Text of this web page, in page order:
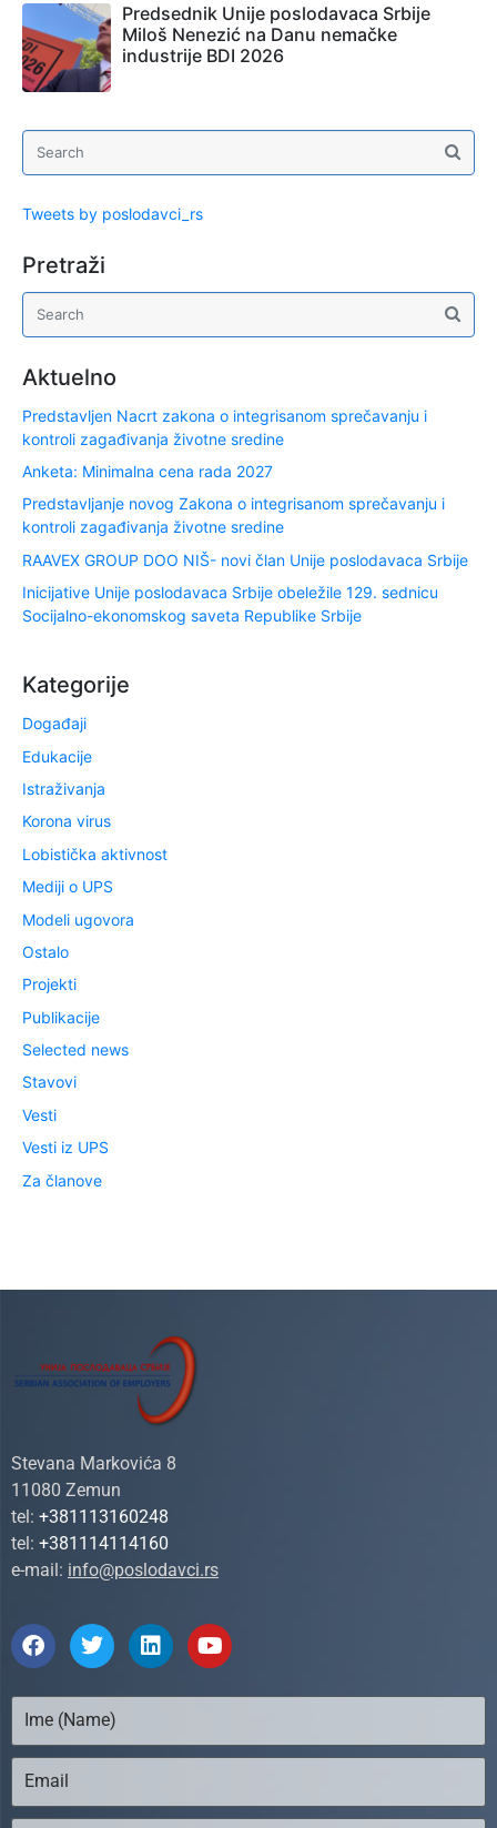
Predsednik Unije poslodavaca Srbije
Miloš Nenezić na Danu nemačke
industrije BDI 2026
Tweets by poslodavci_rs
Pretraži
Aktuelno
Predstavljen Nacrt zakona o integrisanom sprečavanju i
kontroli zagađivanja životne sredine
Anketa: Minimalna cena rada 2027
Predstavljanje novog Zakona o integrisanom sprečavanju i
kontroli zagađivanja životne sredine
RAAVEX GROUP DOO NIŠ- novi član Unije poslodavaca Srbije
Inicijative Unije poslodavaca Srbije obeležile 129. sednicu
Socijalno-ekonomskog saveta Republike Srbije
Kategorije
Događaji
Edukacije
Istraživanja
Korona virus
Lobistička aktivnost
Mediji o UPS
Modeli ugovora
Ostalo
Projekti
Publikacije
Selected news
Stavovi
Vesti
Vesti iz UPS
Za članove
Stevana Markovića 8
11080 Zemun
tel: +381113160248
tel: +381114114160
e-mail: info@poslodavci.rs